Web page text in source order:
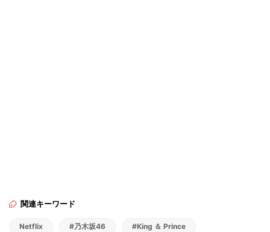
関連キーワード
Netflix #乃木坂46 #King ＆ Prince